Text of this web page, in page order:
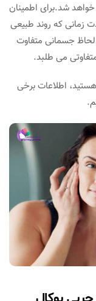
شد.برای اطمینان
زمانی که روند طبیعی
لحاظ جسمانی متفاوت
می طلبد.
اطلاعات برخی